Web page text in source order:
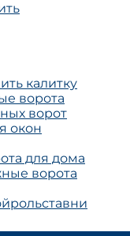
калитку
ворота
ворот
окон
для дома
ворота
рольставни